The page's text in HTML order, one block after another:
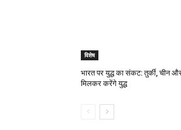
विशेष
भारत पर युद्ध का संकट: तुर्की, चीन
मिलकर करेंगे युद्ध